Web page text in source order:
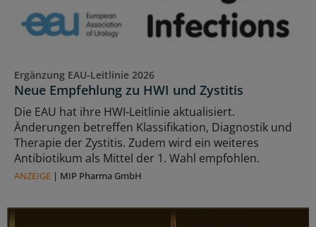
Ergänzung EAU-Leitlinie 2026
Neue Empfehlung zu HWI und Zystitis
Die EAU hat ihre HWI-Leitlinie aktualisiert.
Änderungen betreffen Klassifikation, Diagnostik und
Therapie der Zystitis. Zudem wird ein weiteres
Antibiotikum als Mittel der 1. Wahl empfohlen.
ANZEIGE | MIP Pharma GmbH